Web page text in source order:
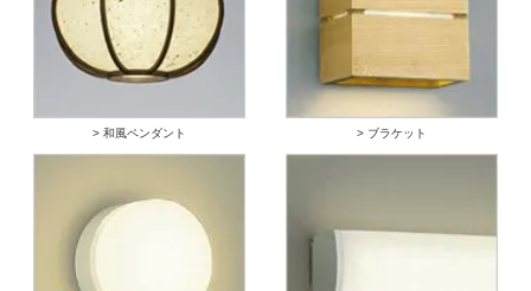
> 和風ペンダント > ブラケット